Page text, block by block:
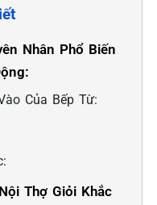
Nhân Phổ Biến
Của Bếp Từ:
Thợ Giỏi Khắc